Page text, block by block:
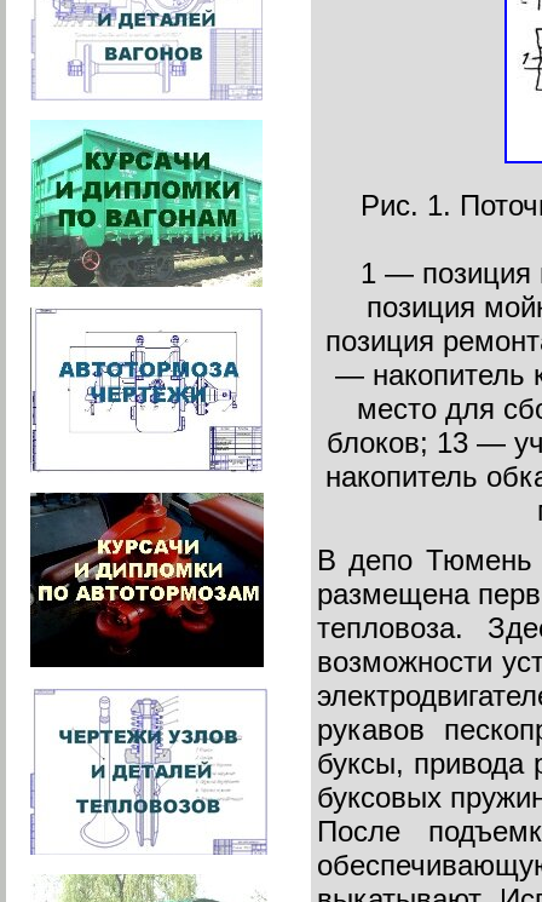
Рис. 1.
1 — позиция
позиция
позиция
— накопитель
место для
блоков; 13 —
накопитель
В депо Тюмень
размещена
тепловоза.
возможности
рукавов
буксы, привода
буксовых
После